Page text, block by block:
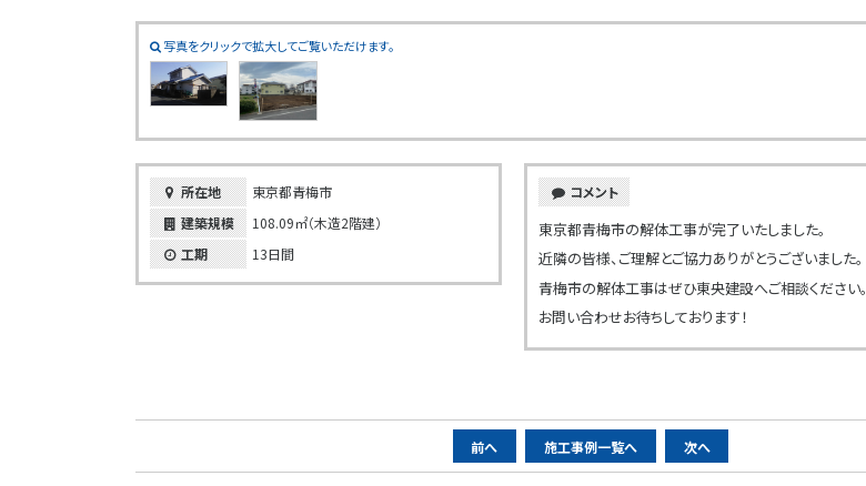
写真をクリックで拡大してご覧いただけます。
所在地
東京都青梅市
建築規模
108.09㎡（木造2階建）
工期
13日間
コメント
東京都青梅市の解体工事が完了いたしました。
近隣の皆様、ご理解とご協力ありがとうございました。
青梅市の解体工事はぜひ東央建設へご相談ください。
お問い合わせお待ちしております！
ー
前へ 施工事例一覧へ 次へ